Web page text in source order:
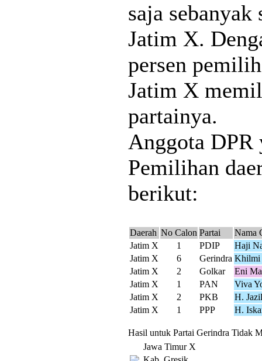
saja
Jatim X.
persen
Jatim X
partainya.
Anggota
Pemilihan
berikut:
Daerah No Calon Partai
Nama
Jatim X
1 PDIP
Haji
Jatim X
6 Gerindra Khilmi
Jatim X
2 Golkar
Eni
Jatim X
1 PAN
Viva
Jatim X
2 PKB
H.
Jatim X
1 PPP H.
Hasil untuk Partai Gerindra Tidak
Jawa Timur X